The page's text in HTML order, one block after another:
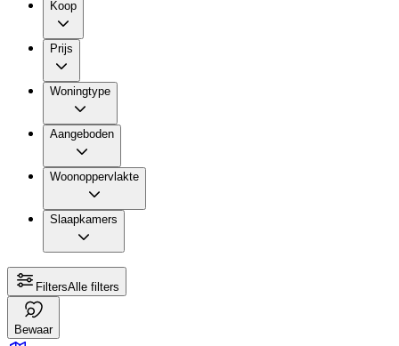
Koop
Prijs
Woningtype
Aangeboden
Woonoppervlakte
Slaapkamers
FiltersAlle filters
Bewaar